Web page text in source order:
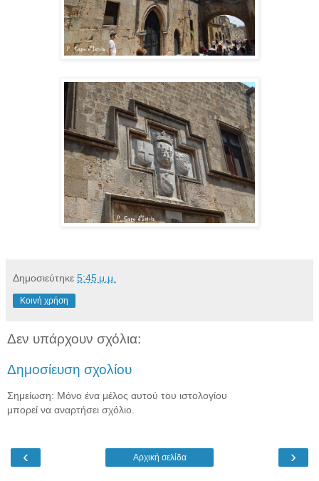
Δημοσιεύτηκε 5:45 μ.μ.
Κοινή χρήση
Δεν υπάρχουν σχόλια:
Δημοσίευση σχολίου
Σημείωση: Μόνο ένα μέλος αυτού του ιστολογίου
μπορεί να αναρτήσει σχόλιο.
‹ ›
Αρχική σελίδα